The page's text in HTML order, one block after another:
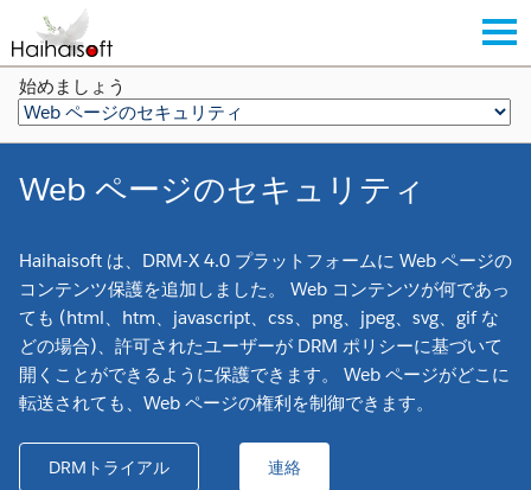
始めましょう
Web ページのセキュリティ
Haihaisoft は、DRM-X 4.0 プラットフォームに Web ページの
コンテンツ保護を追加しました。 Web コンテンツが何であっ
ても (html、htm、javascript、css、png、jpeg、svg、gif な
どの場合)、許可されたユーザーが DRM ポリシーに基づいて
開くことができるように保護できます。 Web ページがどこに
転送されても、Web ページの権利を制御できます。
DRMトライアル 連絡